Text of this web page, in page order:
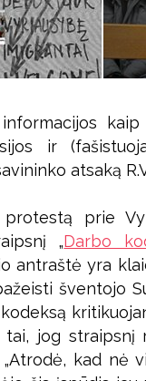
ir
atsaką
prie
„Darbo
antraštė yra
šventojo
jog straipsnį
kad nė